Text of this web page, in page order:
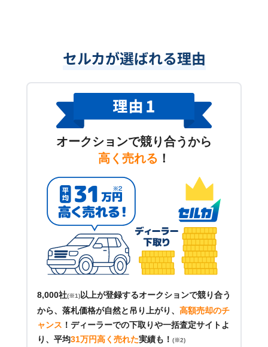
セルカが選ばれる理由
オークションで競り合うから
高く売れる ！
8,000社(※1) 以上が登録するオークションで競り合う
から、落札価格が自然と吊り上がり、 高額売却のチ
ャンス ！ ディーラーでの下取りや一括査定サイトよ
り、平均31万円高く売れた実績も！ (※2)